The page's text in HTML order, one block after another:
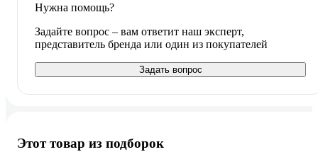
Нужна помощь?
Задайте вопрос – вам ответит наш эксперт,
представитель бренда или один из покупателей
Задать вопрос
Этот товар из подборок